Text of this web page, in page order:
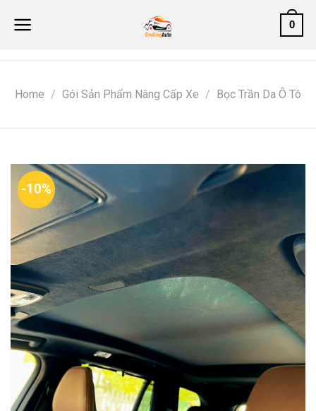
0
Home / Gói Sản Phẩm Nâng Cấp Xe / Bọc Trần Da Ô Tô
-10%